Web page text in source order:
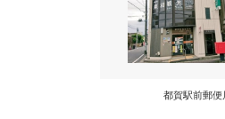
都賀駅前郵便